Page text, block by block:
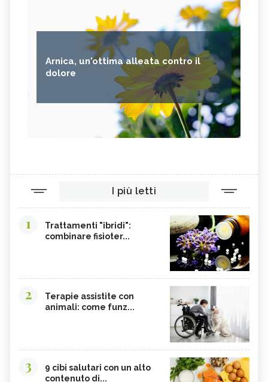
Arnica, un'ottima alleata contro il
dolore
I più letti
1
Trattamenti "ibridi":
combinare fisioter...
2
Terapie assistite con
animali: come funz...
3
9 cibi salutari con un alto
contenuto di...